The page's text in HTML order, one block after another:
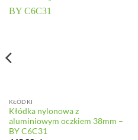
KŁÓDKI
Kłódka nylonowa z
aluminiowym oczkiem 38mm –
BY C6C31